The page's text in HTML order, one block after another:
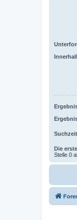
Die
Stelle 0